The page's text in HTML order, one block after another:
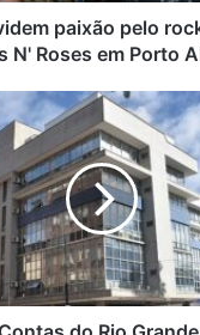
paixão pelo
N' Roses em Porto